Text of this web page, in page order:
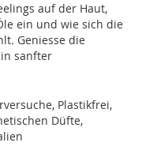
auf der Haut,
ein und wie sich die
Geniesse die
sanfter
Plastikfrei,
Düfte,